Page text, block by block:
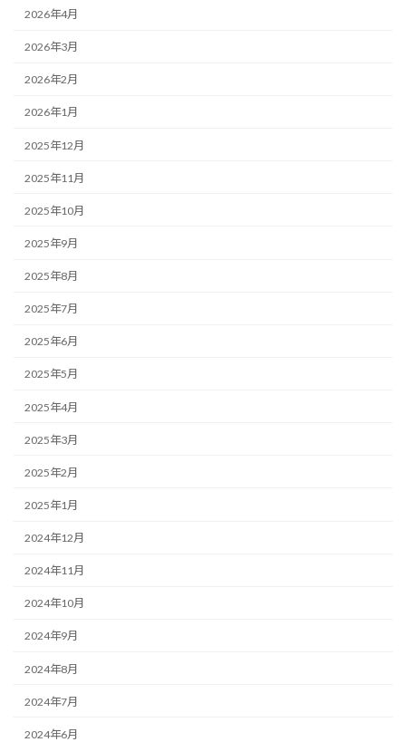
2026年4月
2026年3月
2026年2月
2026年1月
2025年12月
2025年11月
2025年10月
2025年9月
2025年8月
2025年7月
2025年6月
2025年5月
2025年4月
2025年3月
2025年2月
2025年1月
2024年12月
2024年11月
2024年10月
2024年9月
2024年8月
2024年7月
2024年6月